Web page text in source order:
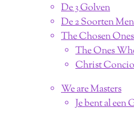
De 3 Golven
De 2 Soorten
The Chosen Ones
The Ones
Christ
We are Masters
Je bent al een